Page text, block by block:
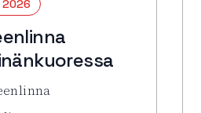
2026